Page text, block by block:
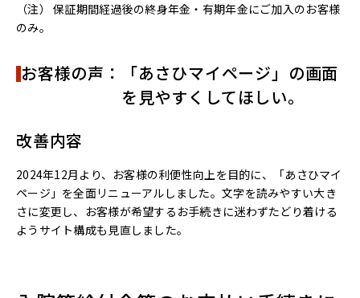
（注） 保証期間経過後の終身年金・有期年金にご加入のお客様
のみ。
お客様の声：「あさひマイページ」の画面
を見やすくしてほしい。
改善内容
2024年12月より、お客様の利便性向上を目的に、「あさひマイ
ページ」を全面リニューアルしました。文字を読みやすい大き
さに変更し、お客様が希望するお手続きに迷わずたどり着ける
ようサイト構成も見直しました。